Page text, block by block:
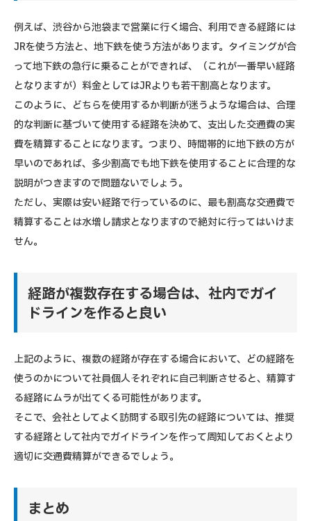
例えば、渋谷から池袋まで営業に行く場合、利用できる経路には
JRを使う方法と、地下鉄を使う方法があります。タイミングが合
って地下鉄の急行に乗ることができれば、（これが一番早い経路
となりますが）料金としてはJRよりも若干割高となります。
このように、どちらを使用するか判断が迷うような場合は、合理
的な判断に基づいて使用する経路を決めて、支出した交通費の実
費を精算することになります。つまり、時間帯的に地下鉄の方が
早いのであれば、多少割高でも地下鉄を使用することに合理的な
説明がつきますので問題ないでしょう。
ただし、実際は安い経路で行っているのに、最も割高な交通費で
精算することは水増し請求となりますので絶対に行ってはいけま
せん。
経路が複数存在する場合は、社内でガイ
ドラインを作ると良い
上記のように、複数の経路が存在する場合において、どの経路を
使うのかについて社員個人それぞれに自己判断させると、精算す
る経路にムラが出てくる可能性があります。
そこで、会社としてよく訪問する取引先の経路については、推奨
する経路として社内でガイドラインを作って周知しておくとより
適切に交通費精算ができるでしょう。
まとめ